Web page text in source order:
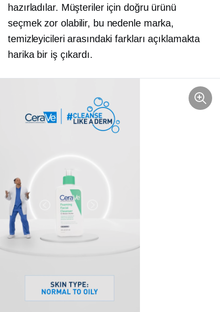
hazırladılar. Müşteriler için doğru ürünü
seçmek zor olabilir, bu nedenle marka,
temizleyicileri arasındaki farkları açıklamakta
harika bir iş çıkardı.